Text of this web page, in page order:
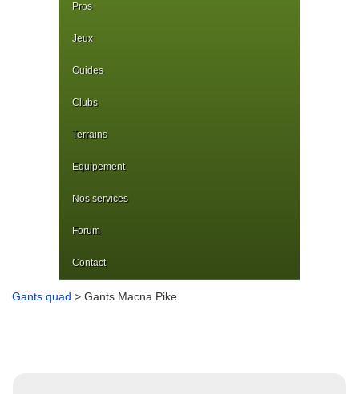
Pros
Jeux
Guides
Clubs
Terrains
Equipement
Nos services
Forum
Contact
Gants quad > Gants Macna Pike